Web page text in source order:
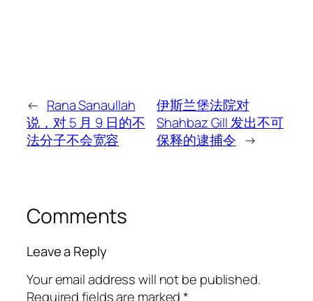
← Rana Sanaullah
说，对 5 月 9 日的不
法分子不会宽容
伊斯兰堡法院对
Shahbaz Gill 发出不可
保释的逮捕令 →
Comments
Leave a Reply
Your email address will not be published.
Required fields are marked*